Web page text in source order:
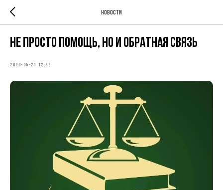
Новости
Не просто помощь, но и обратная связь
2026-05-21 12:22